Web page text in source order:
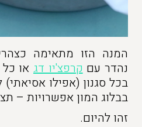
המנה הזו מתאימה
נהדר עםקרפצ'יו דג או
בכל סגנון (אפילו
בבלוג המון אפשרויות –
זהו להיום.